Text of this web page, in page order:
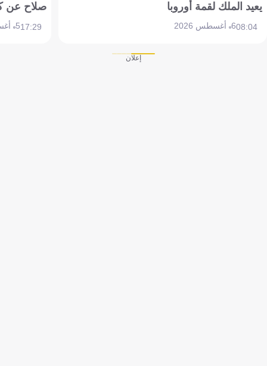
يعيد الملك لقمة أوروبا
08:046 أغسطس 2026
صلاح عن
17:295 أغسطس 2026
إعلان